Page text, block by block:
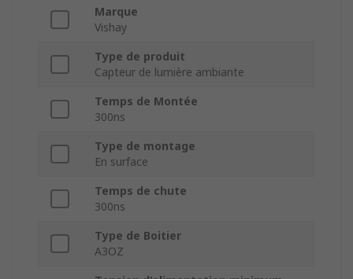
Marque
Vishay
Type de produit
Capteur de lumière ambiante
Temps de Montée
300ns
Type de montage
En surface
Temps de chute
300ns
Type de Boitier
A3OZ